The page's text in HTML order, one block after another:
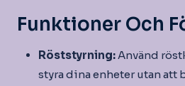
Funktioner Och
Röststyrning:Använd
styra dina enheter utan att